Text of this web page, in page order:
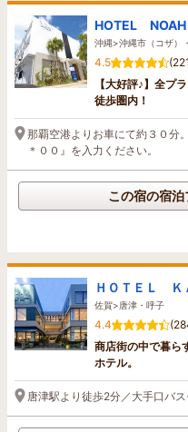
HOTEL NOAH
沖縄>沖縄市（コザ）
4.5
【大好評♪】全プ
徒歩圏内！
那覇空港よりお車にて約３０分
＊００』を入力ください。
この宿の宿
ＨＯＴＥＬ Ｋ
佐賀>唐津・呼子
4.4
商店街の中で暮ら
ホテル。
唐津駅より徒歩2分／大手口バ